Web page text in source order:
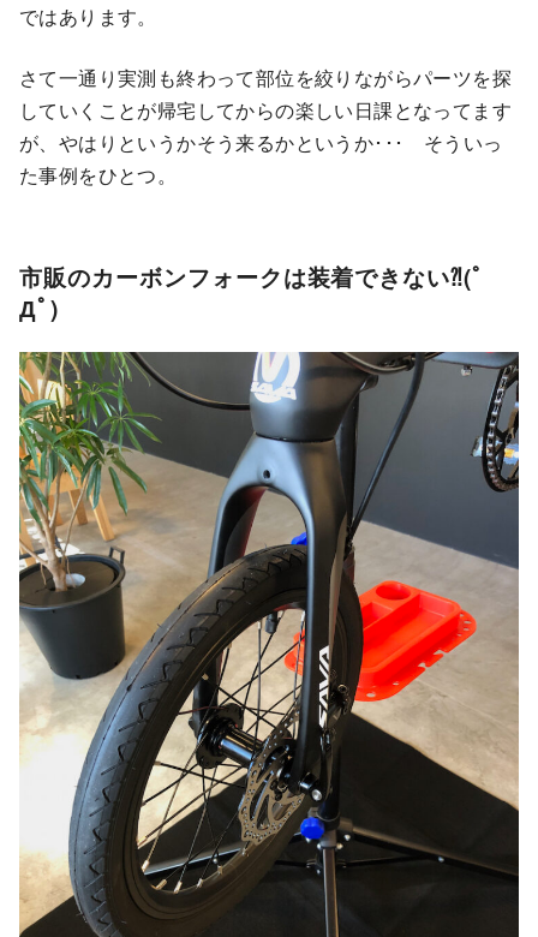
ではあります。
さて一通り実測も終わって部位を絞りながらパーツを探
していくことが帰宅してからの楽しい日課となってます
が、やはりというかそう来るかというか･･･ そういっ
た事例をひとつ。
市販のカーボンフォークは装着できない⁈(ﾟ
Дﾟ)